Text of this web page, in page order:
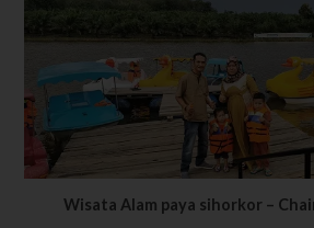
Wisata Alam paya sihorkor –